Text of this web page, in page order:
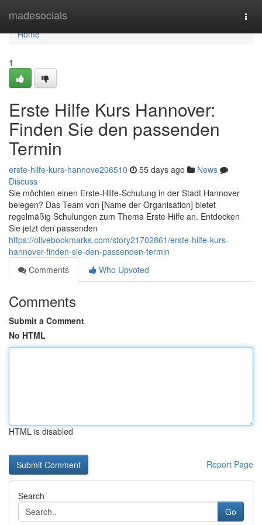
madesocials
Home
Home
1
Erste Hilfe Kurs Hannover:
Finden Sie den passenden
Termin
erste-hilfe-kurs-hannove206510 55 days ago
News
Discuss
Sie möchten einen Erste-Hilfe-Schulung in der Stadt Hannover
belegen? Das Team von [Name der Organisation] bietet
regelmäßig Schulungen zum Thema Erste Hilfe an. Entdecken
Sie jetzt den passenden
https://olivebookmarks.com/story21702861/erste-hilfe-kurs-
hannover-finden-sie-den-passenden-termin
Comments
Who Upvoted
Comments
Submit a Comment
No HTML
HTML is disabled
Report Page
Search
Go